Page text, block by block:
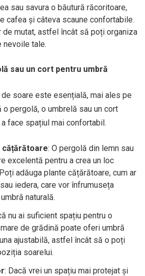
sau savura o băutură răcoritoare,
cafea și câteva scaune confortabile.
mutat, astfel încât să poți organiza
nevoile tale.
sau un cort pentru umbră
soare este esențială, mai ales pe
pergolă, o umbrelă sau un cort
face spațiul mai confortabil.
cățărătoare: O pergolă din lemn sau
excelentă pentru a crea un loc
adăuga plante cățărătoare, cum ar
iedera, care vor înfrumuseța
naturală.
nu ai suficient spațiu pentru o
de grădină poate oferi umbră
ajustabilă, astfel încât să o poți
soarelui.
: Dacă vrei un spațiu mai protejat și